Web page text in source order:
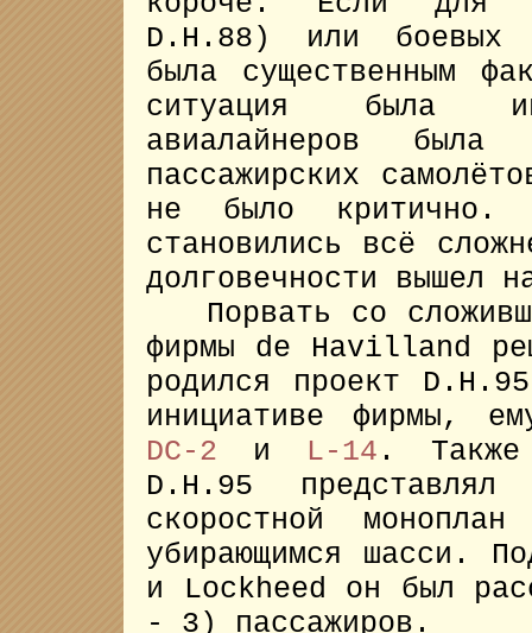
D.H.88) или боевых
была существенным
ситуация была
авиалайнеров
пассажирских
не было критично.
становились всё
долговечности вышел
Порвать со
фирмы de Havilland
родился проект
инициативе фирмы,
DC-2 и L-14 . Также
D.H.95 представлял
скоростной
убирающимся шасси.
и Lockheed он был
- 3) пассажиров.